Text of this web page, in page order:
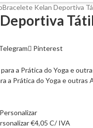
Bracelete Kelan Deportiva
Pinterest
a Prática do Yoga e outras
€4,05 C/ IVA